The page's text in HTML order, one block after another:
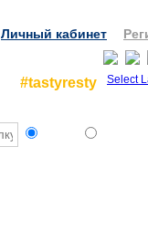
Личный кабинет
Select
#tastyresty